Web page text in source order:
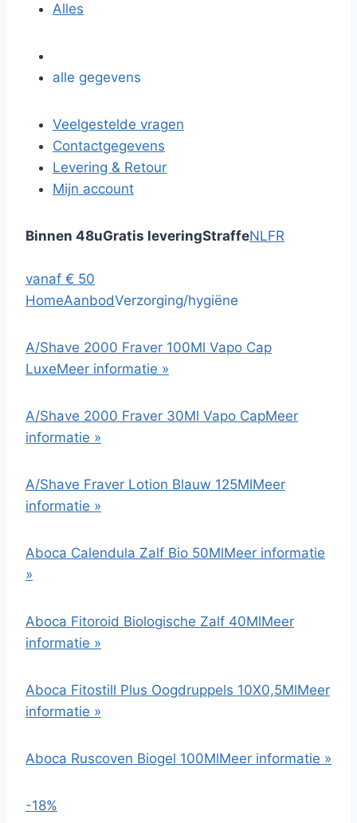
Alles
alle gegevens
Veelgestelde vragen
Contactgegevens
Levering & Retour
Mijn account
Binnen 48uGratis leveringStraffeNLFR
vanaf € 50
HomeAanbodVerzorging/hygiëne
A/Shave 2000 Fraver 100Ml Vapo Cap
LuxeMeer informatie »
A/Shave 2000 Fraver 30Ml Vapo CapMeer
informatie »
A/Shave Fraver Lotion Blauw 125MlMeer
informatie »
Aboca Calendula Zalf Bio 50MlMeer informatie
»
Aboca Fitoroid Biologische Zalf 40MlMeer
informatie »
Aboca Fitostill Plus Oogdruppels 10X0,5MlMeer
informatie »
Aboca Ruscoven Biogel 100MlMeer informatie »
-18%